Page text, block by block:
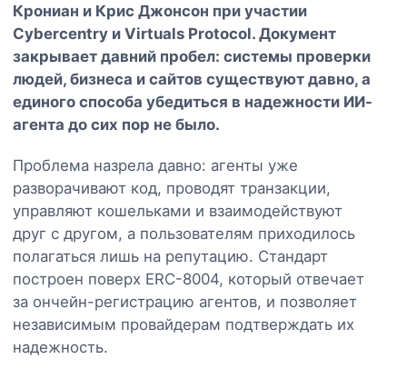
Крониан и Крис Джонсон при участии
Cybercentry и Virtuals Protocol. Документ
закрывает давний пробел: системы проверки
людей, бизнеса и сайтов существуют давно, а
единого способа убедиться в надежности ИИ-
агента до сих пор не было.
Проблема назрела давно: агенты уже
разворачивают код, проводят транзакции,
управляют кошельками и взаимодействуют
друг с другом, а пользователям приходилось
полагаться лишь на репутацию. Стандарт
построен поверх ERC-8004, который отвечает
за ончейн-регистрацию агентов, и позволяет
независимым провайдерам подтверждать их
надежность.